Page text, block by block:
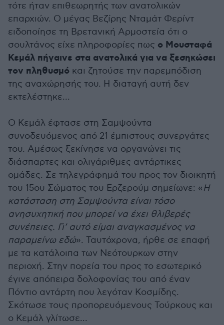
τότε ήταν επιθεωρητής των ανατολικών
επαρχιών. Ο μέγας Βεζίρης Νταμάτ Φερίντ
ειδοποίησε τη Βρετανική Αρμοστεία ότι ο
σουλτάνος είχε πληροφορίες πως ο Μουσταφά
Κεμάλ πήγαινε στα ανατολικά για να ξεσηκώσει
τον πληθυσμό και ζητούσε την παρεμπόδιση
της αναχώρησής του. Η διαταγή αυτή δεν
εκτελέστηκε...
Ο Κεμάλ έφτασε στη Σαμψούντα
συνοδευόμενος από 21 έμπιστους συνεργάτες
του. Αμέσως ξεκίνησε να οργανώνει τις
διάσπαρτες και ολιγάριθμες αντάρτικες
ομάδες. Σε τηλεγράφημά του προς τον διοικητή
του 15ου Σώματος του Ερζερούμ σημείωνε: «Η
κατάσταση στη Σαμψούντα είναι τόσο
ανησυχητική που μπορεί να έχει θλιβερές
συνέπειες. Γι’ αυτό είμαι αναγκασμένος να
παραμείνω εδώ». Ταυτόχρονα, ήρθε σε επαφή
με τα κατάλοιπα των Νεότουρκων στην
περιοχή. Στην πορεία του προς το εσωτερικό
έγινε απόπειρα δολοφονίας του από έναν
Πόντιο αντάρτη που λεγόταν Κοσμίδης.
Σκότωσε τους προπορευόμενους Τούρκους και
ο Κεμάλ γλίτωσε...